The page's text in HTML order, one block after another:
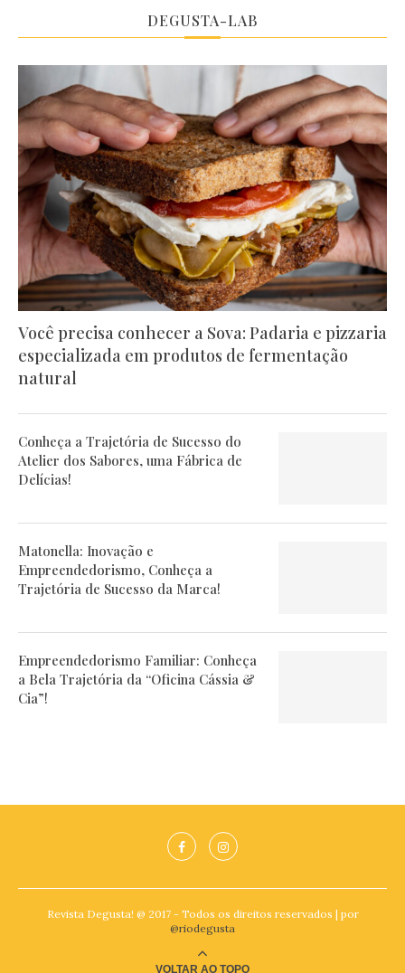
DEGUSTA-LAB
Você precisa conhecer a Sova: Padaria e pizzaria
especializada em produtos de fermentação
natural
Conheça a Trajetória de Sucesso do
Atelier dos Sabores, uma Fábrica de
Delícias!
Matonella: Inovação e
Empreendedorismo, Conheça a
Trajetória de Sucesso da Marca!
Empreendedorismo Familiar: Conheça
a Bela Trajetória da “Oficina Cássia &
Cia”!
Revista Degusta! @ 2017 - Todos os direitos reservados | por
@riodegusta
VOLTAR AO TOPO